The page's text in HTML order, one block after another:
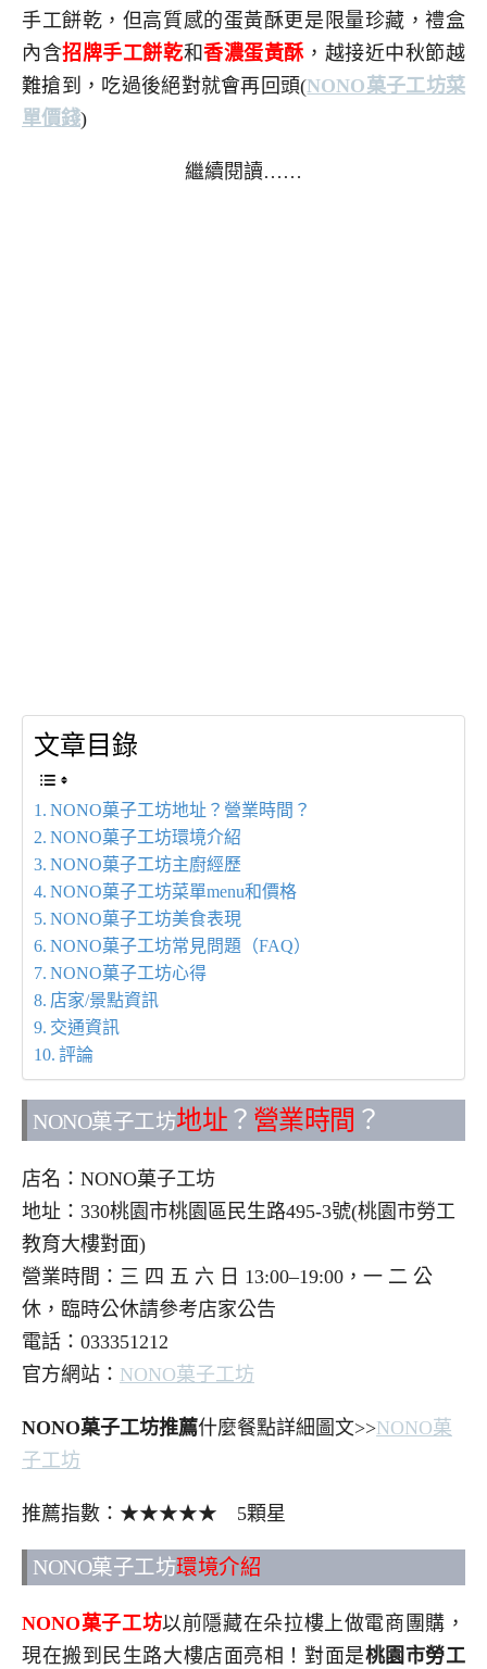
手工餅乾，但高質感的蛋黃酥更是限量珍藏，禮盒
內含招牌手工餅乾和香濃蛋黃酥 ，越接近中秋節越
難搶到，吃過後絕對就會再回頭(NONO菓子工坊菜
單價錢)
繼續閱讀……
文章目錄
NONO菓子工坊地址？營業時間？
NONO菓子工坊環境介紹
NONO菓子工坊主廚經歷
NONO菓子工坊菜單menu和價格
NONO菓子工坊美食表現
NONO菓子工坊常見問題（FAQ）
NONO菓子工坊心得
店家/景點資訊
交通資訊
評論
NONO菓子工坊地址 ？ 營業時間 ？
店名：NONO菓子工坊
地址：330桃園市桃園區民生路495-3號(桃園市勞工
教育大樓對面)
營業時間：三 四 五 六 日 13:00–19:00，一 二 公
休，臨時公休請參考店家公告
電話：033351212
官方網站： NONO菓子工坊
NONO菓子工坊推薦什麼餐點詳細圖文>>NONO菓
子工坊
推薦指數：★★★★★ 5顆星
NONO菓子工坊環境介紹
NONO菓子工坊以前隱藏在朵拉樓上做電商團購，
現在搬到民生路大樓店面亮相！對面是桃園市勞工